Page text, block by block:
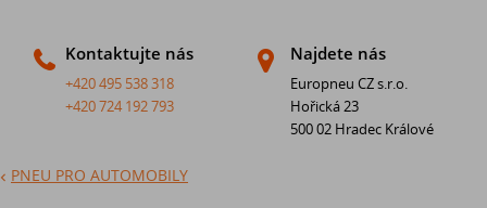
Kontaktujte nás
+420 495 538 318
+420 724 192 793
Najdete nás
Europneu CZ s.r.o.
Hořická 23
500 02 Hradec Králové
PNEU PRO AUTOMOBILY